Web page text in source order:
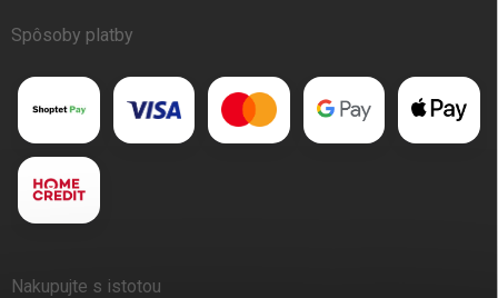
Spôsoby platby
Nakupujte s istotou